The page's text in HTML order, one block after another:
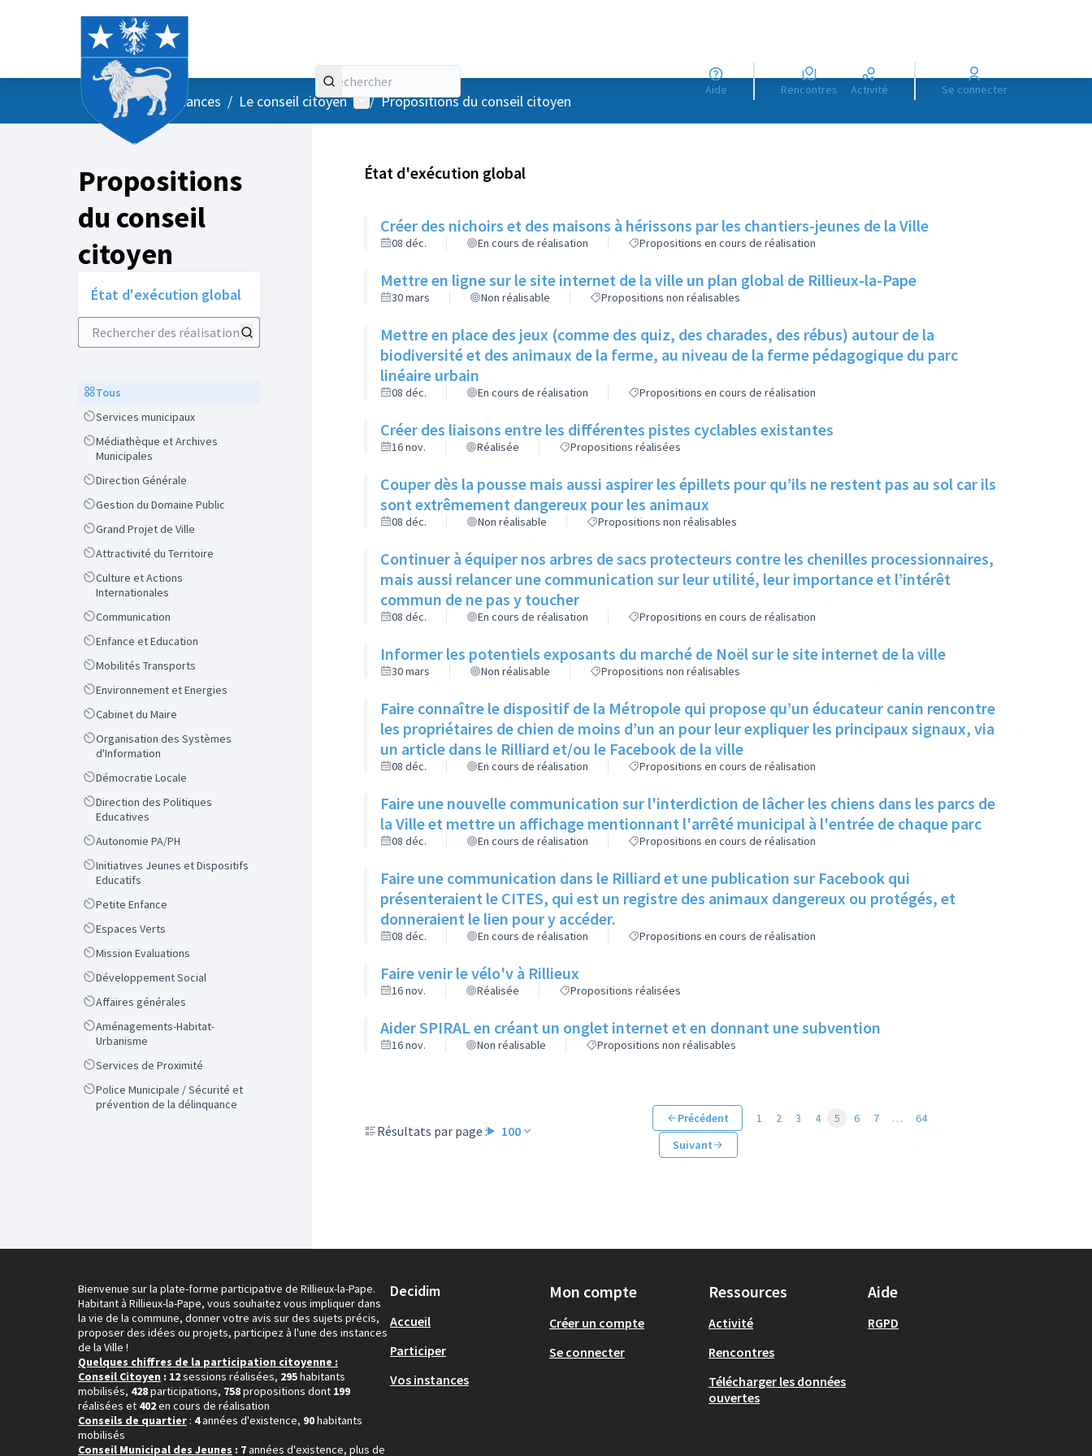
Aide Rencontres Activité Se connecter
AccueilMenu principal
/ Vos instances / Le conseil citoyen Menu utilisateur
/ Propositions du conseil citoyen
Propositions
du conseil
citoyen
État d'exécution global
Rechercher des réalisations
ScopeTous
ScopeServices municipaux
Scope
Médiathèque et Archives
Municipales
ScopeDirection Générale
ScopeGestion du Domaine Public
ScopeGrand Projet de Ville
ScopeAttractivité du Territoire
Scope
Culture et Actions
Internationales
ScopeCommunication
ScopeEnfance et Education
ScopeMobilités Transports
ScopeEnvironnement et Energies
ScopeCabinet du Maire
Scope
Organisation des Systèmes
d'Information
ScopeDémocratie Locale
Scope
Direction des Politiques
Educatives
ScopeAutonomie PA/PH
Scope
Initiatives Jeunes et Dispositifs
Educatifs
ScopePetite Enfance
ScopeEspaces Verts
ScopeMission Evaluations
ScopeDéveloppement Social
ScopeAffaires générales
Scope
Aménagements-Habitat-
Urbanisme
ScopeServices de Proximité
Scope
Police Municipale / Sécurité et
prévention de la délinquance
État d'exécution global
Créer des nichoirs et des maisons à hérissons par les chantiers-jeunes de la Ville
08 déc. En cours de réalisation Propositions en cours de réalisation
Mettre en ligne sur le site internet de la ville un plan global de Rillieux-la-Pape
30 mars Non réalisable Propositions non réalisables
Mettre en place des jeux (comme des quiz, des charades, des rébus) autour de la
biodiversité et des animaux de la ferme, au niveau de la ferme pédagogique du parc
linéaire urbain
08 déc. En cours de réalisation Propositions en cours de réalisation
Créer des liaisons entre les différentes pistes cyclables existantes
16 nov. Réalisée Propositions réalisées
Couper dès la pousse mais aussi aspirer les épillets pour qu’ils ne restent pas au sol car ils
sont extrêmement dangereux pour les animaux
08 déc. Non réalisable Propositions non réalisables
Continuer à équiper nos arbres de sacs protecteurs contre les chenilles processionnaires,
mais aussi relancer une communication sur leur utilité, leur importance et l’intérêt
commun de ne pas y toucher
08 déc. En cours de réalisation Propositions en cours de réalisation
Informer les potentiels exposants du marché de Noël sur le site internet de la ville
30 mars Non réalisable Propositions non réalisables
Faire connaître le dispositif de la Métropole qui propose qu’un éducateur canin rencontre
les propriétaires de chien de moins d’un an pour leur expliquer les principaux signaux, via
un article dans le Rilliard et/ou le Facebook de la ville
08 déc. En cours de réalisation Propositions en cours de réalisation
Faire une nouvelle communication sur l'interdiction de lâcher les chiens dans les parcs de
la Ville et mettre un affichage mentionnant l'arrêté municipal à l'entrée de chaque parc
08 déc. En cours de réalisation Propositions en cours de réalisation
Faire une communication dans le Rilliard et une publication sur Facebook qui
présenteraient le CITES, qui est un registre des animaux dangereux ou protégés, et
donneraient le lien pour y accéder.
08 déc. En cours de réalisation Propositions en cours de réalisation
Faire venir le vélo'v à Rillieux
16 nov. Réalisée Propositions réalisées
Aider SPIRAL en créant un onglet internet et en donnant une subvention
16 nov. Non réalisable Propositions non réalisables
Résultats par page : 100
Précédent 1 2 3 4 5 6 7 …
64
Suivant
Bienvenue sur la plate-forme participative de Rillieux-la-Pape.
Habitant à Rillieux-la-Pape, vous souhaitez vous impliquer dans
la vie de la commune, donner votre avis sur des sujets précis,
proposer des idées ou projets, participez à l'une des instances
de la Ville !
Quelques chiffres de la participation citoyenne :
Conseil Citoyen : 12sessions réalisées, 295habitants
mobilisés, 428participations, 758propositions dont 199
réalisées et 402en cours de réalisation
Conseils de quartier : 4années d'existence, 90habitants
mobilisés
Conseil Municipal des Jeunes : 7années d'existence, plus de
Decidim
Accueil
Participer
Vos instances
Mon compte
Créer un compte
Se connecter
Ressources
Activité
Rencontres
Télécharger les données
ouvertes
Aide
RGPD